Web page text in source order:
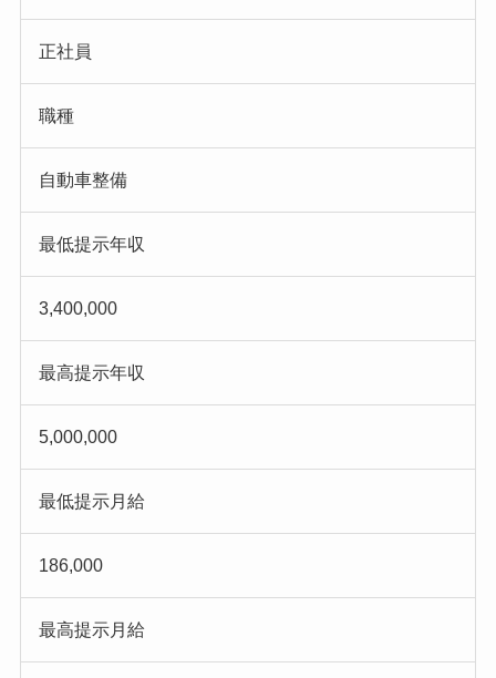
正社員
職種
自動車整備
最低提示年収
3,400,000
最高提示年収
5,000,000
最低提示月給
186,000
最高提示月給